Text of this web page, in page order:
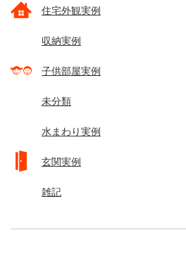
住宅外観実例
収納実例
子供部屋実例
未分類
水まわり実例
玄関実例
雑記